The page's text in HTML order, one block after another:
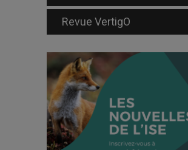
Revue VertigO